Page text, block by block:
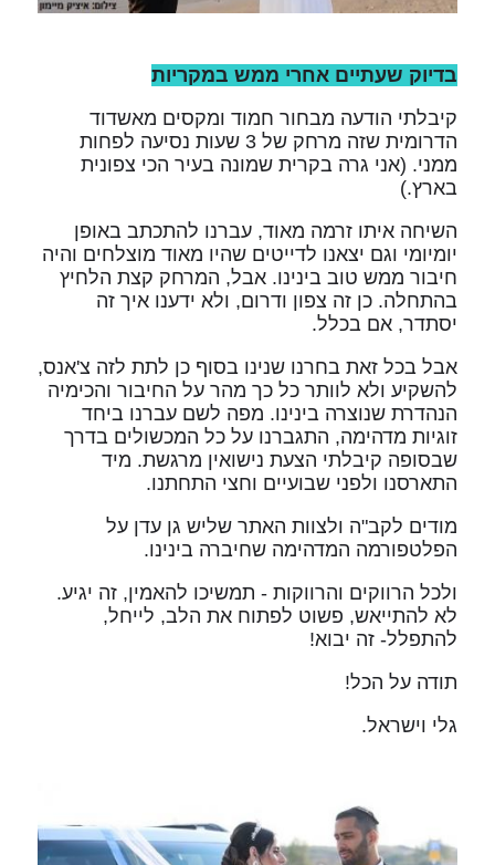
בדיוק שעתיים אחרי ממש במקריות
קיבלתי הודעה מבחור חמוד ומקסים מאשדוד
הדרומית שזה מרחק של 3 שעות נסיעה לפחות
ממני. (אני גרה בקרית שמונה בעיר הכי צפונית
בארץ.)
השיחה איתו זרמה מאוד, עברנו להתכתב באופן
יומיומי וגם יצאנו לדייטים שהיו מאוד מוצלחים והיה
חיבור ממש טוב בינינו. אבל, המרחק קצת הלחיץ
בהתחלה. כן זה צפון ודרום, ולא ידענו איך זה
יסתדר, אם בכלל.
אבל בכל זאת בחרנו שנינו בסוף כן לתת לזה צ'אנס,
להשקיע ולא לוותר כל כך מהר על החיבור והכימיה
הנהדרת שנוצרה בינינו. מפה לשם עברנו ביחד
זוגיות מדהימה, התגברנו על כל המכשולים בדרך
שבסופה קיבלתי הצעת נישואין מרגשת. מיד
התארסנו ולפני שבועיים וחצי התחתנו.
מודים לקב"ה ולצוות האתר שליש גן עדן על
הפלטפורמה המדהימה שחיברה בינינו.
ולכל הרווקים והרווקות - תמשיכו להאמין, זה יגיע.
לא להתייאש, פשוט לפתוח את הלב, לייחל,
להתפלל- זה יבוא!
תודה על הכל!
גלי וישראל.